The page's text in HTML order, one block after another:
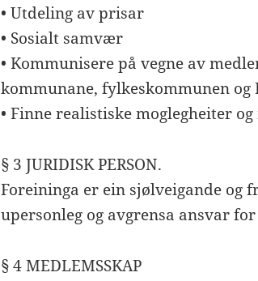
• Utdeling av prisar
• Sosialt samvær
• Kommunisere på vegne av
kommunane, fylkeskommunen og
• Finne realistiske moglegheiter
§ 3 JURIDISK PERSON.
Foreininga er ein sjølveigande
upersonleg og avgrensa ansvar
§ 4 MEDLEMSSKAP